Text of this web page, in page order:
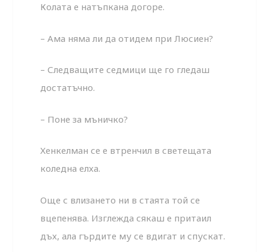
Колата е натъпкана догоре.
– Ама няма ли да отидем при Люсиен?
– Следващите седмици ще го гледаш
достатъчно.
– Поне за мъничко?
Хенкелман се е втренчил в светещата
коледна елха.
Още с влизането ни в стаята той се
вцепенява. Изглежда сякаш е притаил
дъх, ала гърдите му се вдигат и спускат.